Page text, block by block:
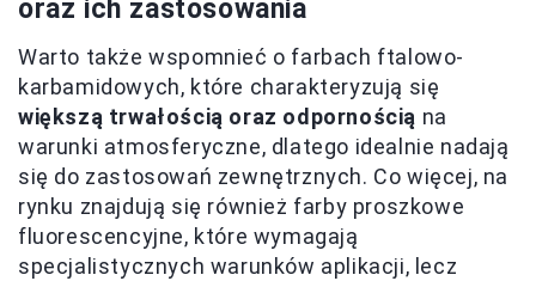
oraz ich zastosowania
Warto także wspomnieć o farbach ftalowo-
karbamidowych, które charakteryzują się
większą trwałością oraz odpornością na
warunki atmosferyczne, dlatego idealnie nadają
się do zastosowań zewnętrznych. Co więcej, na
rynku znajdują się również farby proszkowe
fluorescencyjne, które wymagają
specjalistycznych warunków aplikacji, lecz